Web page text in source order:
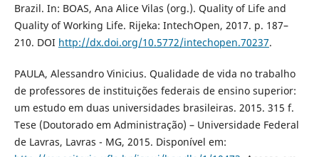
Brazil. In: BOAS, Ana Alice Vilas (org.). Quality of Life and
Quality of Working Life. Rijeka: IntechOpen, 2017. p. 187–
210. DOI http://dx.doi.org/10.5772/intechopen.70237.
PAULA, Alessandro Vinicius. Qualidade de vida no trabalho
de professores de instituições federais de ensino superior:
um estudo em duas universidades brasileiras. 2015. 315 f.
Tese (Doutorado em Administração) – Universidade Federal
de Lavras, Lavras - MG, 2015. Disponível em: